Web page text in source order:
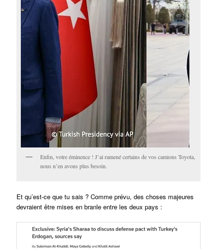
Enfin, votre éminence ! J’ai ramené certains de vos camions Toyota,
nous n’en avons plus besoin.
Et qu’est-ce que tu sais ? Comme prévu, des choses majeures
devraient être mises en branle entre les deux pays :